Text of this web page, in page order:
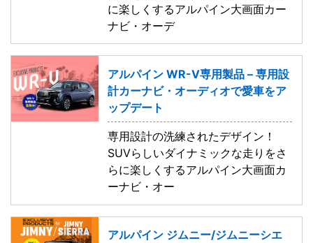
に楽しくするアルパイン大画面カー
ナビ・オーデ
アルパイン WR-V専用製品 – 専用設
計カーナビ・オーディオで愛車をア
ップデート
専用設計の洗練されたデザイン！
SUVらしいダイナミックな走りをさ
らに楽しくするアルパイン大画面カ
ーナビ・オー
アルパイン ジムニー/ジムニーシエ